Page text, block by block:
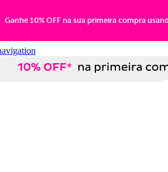
Ganhe 10% OFF na sua primeira compra